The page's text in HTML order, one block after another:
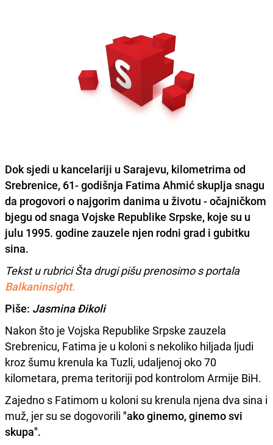
Dok sjedi u kancelariji u Sarajevu, kilometrima od
Srebrenice, 61- godišnja Fatima Ahmićskuplja snagu
da progovori o najgorim danima u životu - očajničkom
bjegu od snaga Vojske Republike Srpske, koje su u
julu 1995. godine zauzele njen rodni grad i gubitku
sina.
Tekst u rubrici Šta drugi pišu prenosimo s portala
Balkaninsight.
Piše: Jasmina Đikoli
Nakon što je Vojska Republike Srpske zauzela
Srebrenicu, Fatima je u koloni s nekoliko hiljada ljudi
kroz šumu krenula ka Tuzli, udaljenoj oko 70
kilometara, prema teritoriji pod kontrolom Armije BiH.
Zajedno s Fatimom u koloni su krenula njena dva sina i
muž, jer su se dogovorili "ako ginemo, ginemo svi
skupa".